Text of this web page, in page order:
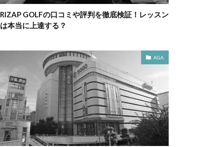
RIZAP GOLFの口コミや評判を徹底検証！レッスン
は本当に上達する？
AGA